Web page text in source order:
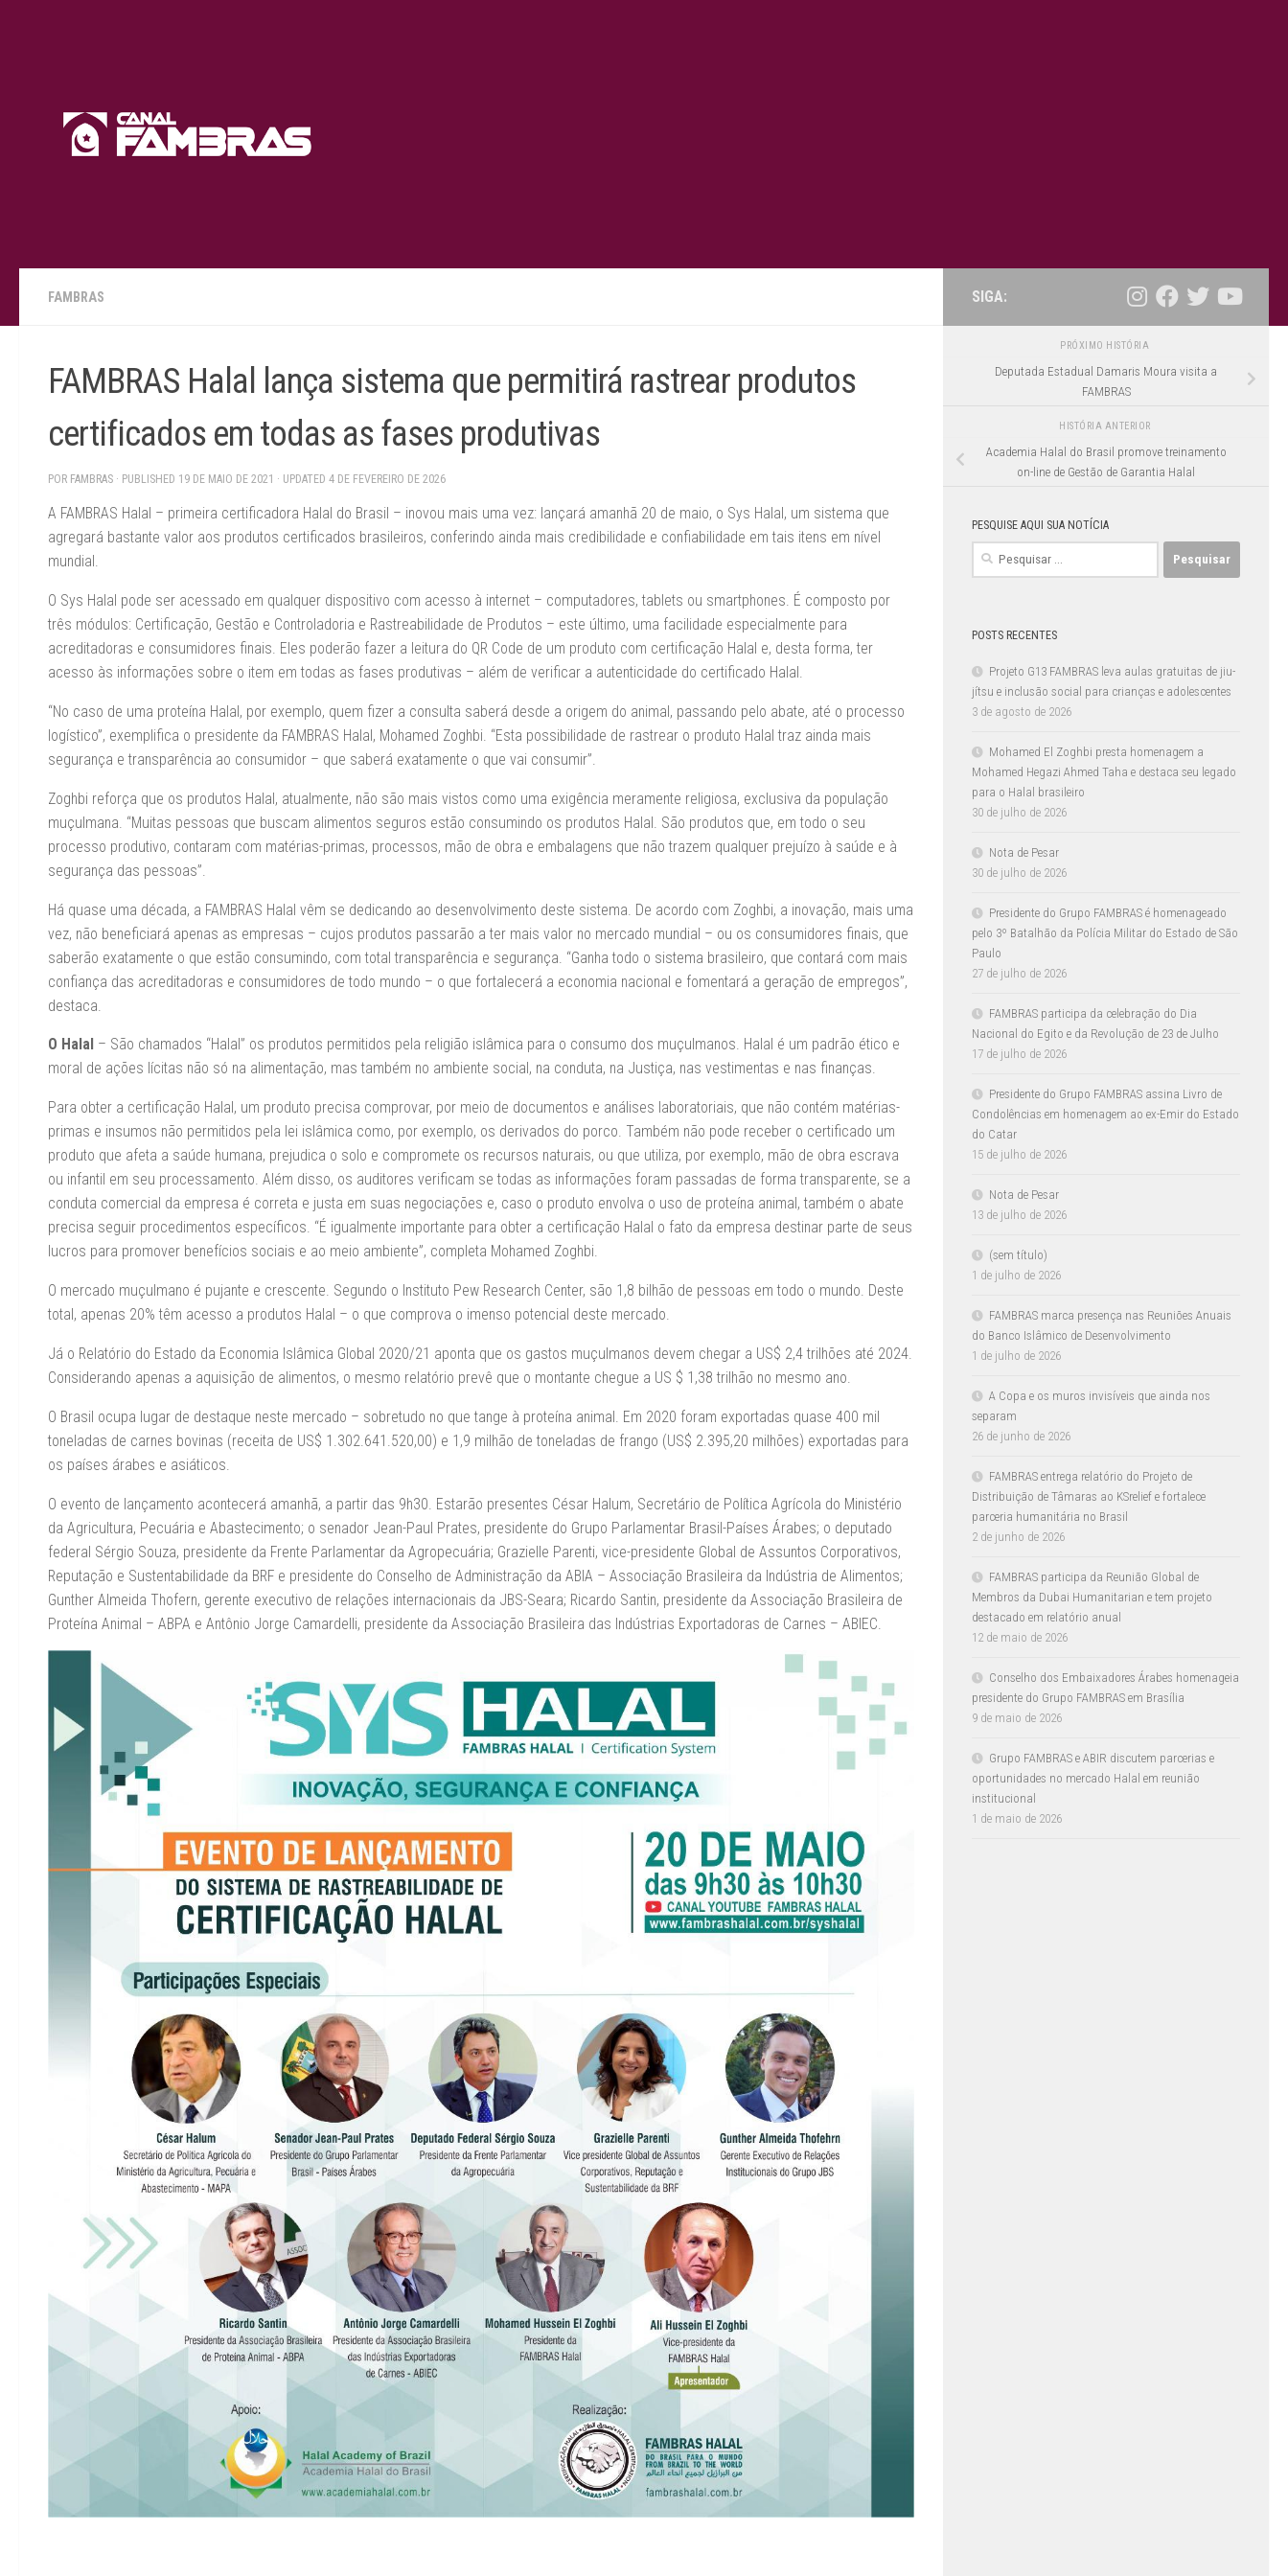
FAMBRAS
FAMBRAS Halal lança sistema que permitirá rastrear produtos
certificados em todas as fases produtivas
POR FAMBRAS · PUBLISHED 19 DE MAIO DE 2021 · UPDATED 4 DE FEVEREIRO DE 2026
A FAMBRAS Halal – primeira certificadora Halal do Brasil – inovou mais uma vez: lançará amanhã 20 de maio, o Sys Halal, um sistema que
agregará bastante valor aos produtos certificados brasileiros, conferindo ainda mais credibilidade e confiabilidade em tais itens em nível
mundial.
O Sys Halal pode ser acessado em qualquer dispositivo com acesso à internet – computadores, tablets ou smartphones. É composto por
três módulos: Certificação, Gestão e Controladoria e Rastreabilidade de Produtos – este último, uma facilidade especialmente para
acreditadoras e consumidores finais. Eles poderão fazer a leitura do QR Code de um produto com certificação Halal e, desta forma, ter
acesso às informações sobre o item em todas as fases produtivas – além de verificar a autenticidade do certificado Halal.
“No caso de uma proteína Halal, por exemplo, quem fizer a consulta saberá desde a origem do animal, passando pelo abate, até o processo
logístico”, exemplifica o presidente da FAMBRAS Halal, Mohamed Zoghbi. “Esta possibilidade de rastrear o produto Halal traz ainda mais
segurança e transparência ao consumidor – que saberá exatamente o que vai consumir”.
Zoghbi reforça que os produtos Halal, atualmente, não são mais vistos como uma exigência meramente religiosa, exclusiva da população
muçulmana. “Muitas pessoas que buscam alimentos seguros estão consumindo os produtos Halal. São produtos que, em todo o seu
processo produtivo, contaram com matérias-primas, processos, mão de obra e embalagens que não trazem qualquer prejuízo à saúde e à
segurança das pessoas”.
Há quase uma década, a FAMBRAS Halal vêm se dedicando ao desenvolvimento deste sistema. De acordo com Zoghbi, a inovação, mais uma
vez, não beneficiará apenas as empresas – cujos produtos passarão a ter mais valor no mercado mundial – ou os consumidores finais, que
saberão exatamente o que estão consumindo, com total transparência e segurança. “Ganha todo o sistema brasileiro, que contará com mais
confiança das acreditadoras e consumidores de todo mundo – o que fortalecerá a economia nacional e fomentará a geração de empregos”,
destaca.
O Halal – São chamados “Halal” os produtos permitidos pela religião islâmica para o consumo dos muçulmanos. Halal é um padrão ético e
moral de ações lícitas não só na alimentação, mas também no ambiente social, na conduta, na Justiça, nas vestimentas e nas finanças.
Para obter a certificação Halal, um produto precisa comprovar, por meio de documentos e análises laboratoriais, que não contém matérias-
primas e insumos não permitidos pela lei islâmica como, por exemplo, os derivados do porco. Também não pode receber o certificado um
produto que afeta a saúde humana, prejudica o solo e compromete os recursos naturais, ou que utiliza, por exemplo, mão de obra escrava
ou infantil em seu processamento. Além disso, os auditores verificam se todas as informações foram passadas de forma transparente, se a
conduta comercial da empresa é correta e justa em suas negociações e, caso o produto envolva o uso de proteína animal, também o abate
precisa seguir procedimentos específicos. “É igualmente importante para obter a certificação Halal o fato da empresa destinar parte de seus
lucros para promover benefícios sociais e ao meio ambiente”, completa Mohamed Zoghbi.
O mercado muçulmano é pujante e crescente. Segundo o Instituto Pew Research Center, são 1,8 bilhão de pessoas em todo o mundo. Deste
total, apenas 20% têm acesso a produtos Halal – o que comprova o imenso potencial deste mercado.
Já o Relatório do Estado da Economia Islâmica Global 2020/21 aponta que os gastos muçulmanos devem chegar a US$ 2,4 trilhões até 2024.
Considerando apenas a aquisição de alimentos, o mesmo relatório prevê que o montante chegue a US $ 1,38 trilhão no mesmo ano.
O Brasil ocupa lugar de destaque neste mercado – sobretudo no que tange à proteína animal. Em 2020 foram exportadas quase 400 mil
toneladas de carnes bovinas (receita de US$ 1.302.641.520,00) e 1,9 milhão de toneladas de frango (US$ 2.395,20 milhões) exportadas para
os países árabes e asiáticos.
O evento de lançamento acontecerá amanhã, a partir das 9h30. Estarão presentes César Halum, Secretário de Política Agrícola do Ministério
da Agricultura, Pecuária e Abastecimento; o senador Jean-Paul Prates, presidente do Grupo Parlamentar Brasil-Países Árabes; o deputado
federal Sérgio Souza, presidente da Frente Parlamentar da Agropecuária; Grazielle Parenti, vice-presidente Global de Assuntos Corporativos,
Reputação e Sustentabilidade da BRF e presidente do Conselho de Administração da ABIA – Associação Brasileira da Indústria de Alimentos;
Gunther Almeida Thofern, gerente executivo de relações internacionais da JBS-Seara; Ricardo Santin, presidente da Associação Brasileira de
Proteína Animal – ABPA e Antônio Jorge Camardelli, presidente da Associação Brasileira das Indústrias Exportadoras de Carnes – ABIEC.
SIGA:
PRÓXIMO HISTÓRIA
Deputada Estadual Damaris Moura visita a
FAMBRAS
HISTÓRIA ANTERIOR
Academia Halal do Brasil promove treinamento
on-line de Gestão de Garantia Halal
PESQUISE AQUI SUA NOTÍCIA
Pesquisar
POSTS RECENTES
Projeto G13 FAMBRAS leva aulas gratuitas de jiu-
jítsu e inclusão social para crianças e adolescentes
3 de agosto de 2026
Mohamed El Zoghbi presta homenagem a
Mohamed Hegazi Ahmed Taha e destaca seu legado
para o Halal brasileiro
30 de julho de 2026
Nota de Pesar
30 de julho de 2026
Presidente do Grupo FAMBRAS é homenageado
pelo 3º Batalhão da Polícia Militar do Estado de São
Paulo
27 de julho de 2026
FAMBRAS participa da celebração do Dia
Nacional do Egito e da Revolução de 23 de Julho
17 de julho de 2026
Presidente do Grupo FAMBRAS assina Livro de
Condolências em homenagem ao ex-Emir do Estado
do Catar
15 de julho de 2026
Nota de Pesar
13 de julho de 2026
(sem título)
1 de julho de 2026
FAMBRAS marca presença nas Reuniões Anuais
do Banco Islâmico de Desenvolvimento
1 de julho de 2026
A Copa e os muros invisíveis que ainda nos
separam
26 de junho de 2026
FAMBRAS entrega relatório do Projeto de
Distribuição de Tâmaras ao KSrelief e fortalece
parceria humanitária no Brasil
2 de junho de 2026
FAMBRAS participa da Reunião Global de
Membros da Dubai Humanitarian e tem projeto
destacado em relatório anual
12 de maio de 2026
Conselho dos Embaixadores Árabes homenageia
presidente do Grupo FAMBRAS em Brasília
9 de maio de 2026
Grupo FAMBRAS e ABIR discutem parcerias e
oportunidades no mercado Halal em reunião
institucional
1 de maio de 2026